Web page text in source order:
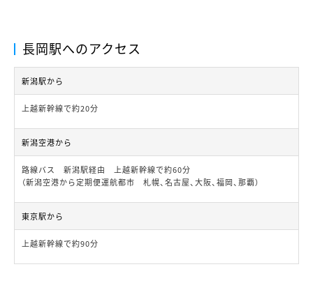
長岡駅へのアクセス
新潟駅から
上越新幹線で約20分
新潟空港から
路線バス 新潟駅経由 上越新幹線で約60分
（新潟空港から定期便運航都市 札幌、名古屋、大阪、福岡、那覇）
東京駅から
上越新幹線で約90分